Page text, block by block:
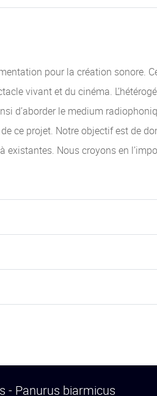
pour la création sonore.
vivant et du cinéma.
d’aborder le medium
ce projet. Notre objectif est de
Nous croyons en
- Panurus biarmicus